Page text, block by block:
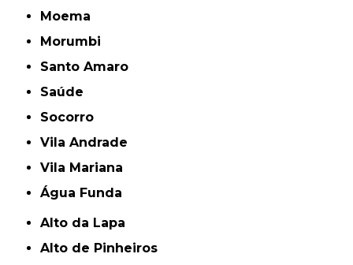
Moema
Morumbi
Santo Amaro
Saúde
Socorro
Vila Andrade
Vila Mariana
Água Funda
Alto da Lapa
Alto de Pinheiros